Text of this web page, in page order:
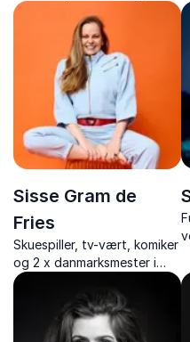
iværksætter, komiker og
ildsjæl med passion for
fællesskab, bæredygtighed
og menneskelighed.
Sisse Gram de
Fries
Skuespiller, tv-vært, komiker
og 2 x danmarksmester i
impro comedy, der inspirerer
til at spille hinanden gode
og sparke arbejdsglæden i
vejret